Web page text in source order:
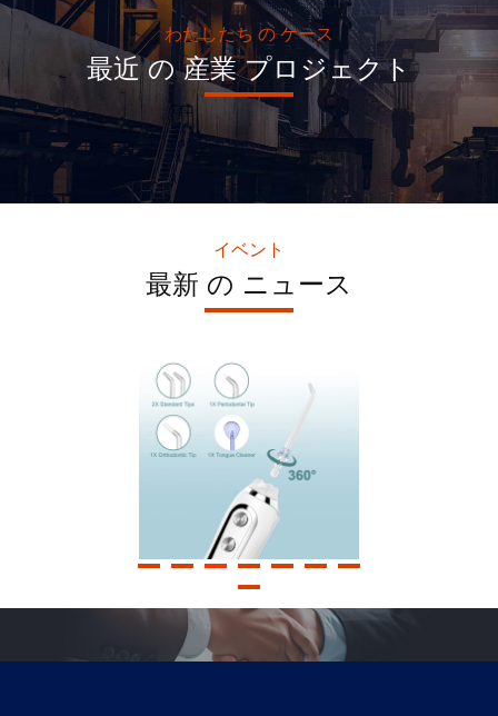
FCCは1200-1400回/分電池式のウォーター ジェットを承認した
Electric水Flosser専門のコードレス歯科口頭Irrigator Hf 6
5つのモード口頭Irrigator水Flosserの40-140PSIウォーター ジ
OEMのウォーター ジェットの7つのノズルとの口頭Irrigator
IPX7防水超音波水Flosserの歯の洗剤40-140PSIの水圧
5つのモードあなたの口IPX7のための携帯用口頭Irrigatorの鉱
ABS携帯用歯科水一突き、商業歯のクリーン ウォーターのジェ
2500mah携帯用水Flosserの30-110PSIコードレス水Flosserの
わたしたち の ケース
最近 の 産業 プロジェクト
イベント
最新 の ニュース